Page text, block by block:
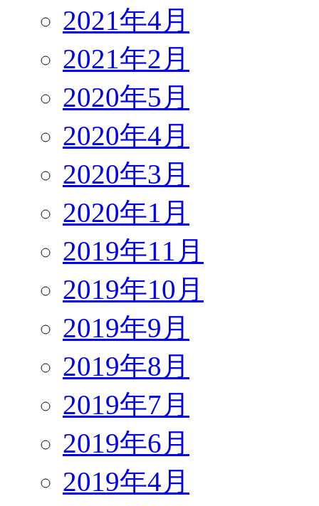
2021年4月
2021年2月
2020年5月
2020年4月
2020年3月
2020年1月
2019年11月
2019年10月
2019年9月
2019年8月
2019年7月
2019年6月
2019年4月